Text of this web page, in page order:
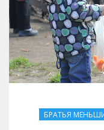
БРАТЬЯ